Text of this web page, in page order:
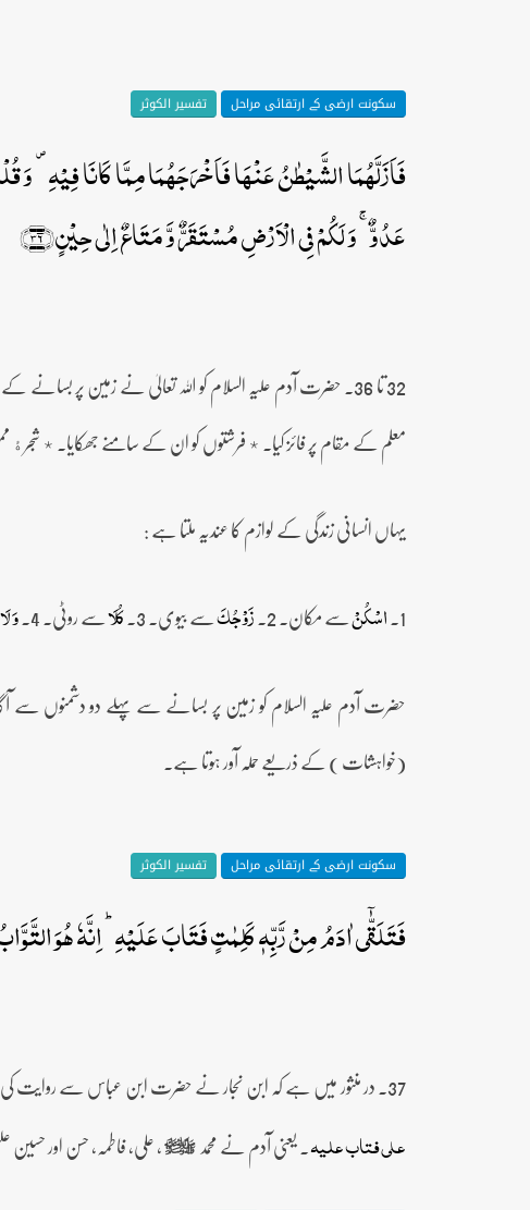
سکونت ارضی کے ارتقائی مراحل تفسیر الکوثر
فَاَزَلَّہُمَا الشَّیۡطٰنُ عَنۡہَا فَاَخۡرَجَہُمَا مِمَّا کَانَا فِیۡہِ ۪ وَ
عَدُوٌّ ۚ وَ لَکُمۡ فِی الۡاَرۡضِ مُسۡتَقَرٌّ وَّ مَتَاعٌ اِلٰی حِیۡنٍ﴿۳۶﴾
32 تا 36۔ حضرت آدم علیہ السلام کو اللہ تعالیٰ نے زمین پر
معلم کے مقام پر فائز کیا۔ ٭ فرشتوں کو ان کے سامنے جھکایا۔ ٭
یہاں انسانی زندگی کے لوازم کا عندیہ ملتا ہے :
1۔ اسۡکُنۡسے مکان۔ 2۔ زَوۡجُکَسے بیوی۔ 3۔ کُلَاسے روٹی۔ 4۔ وَ
حضرت آدم علیہ السلام کو زمین پر بسانے سے پہلے دو دشمنوں سے
(خواہشات ) کے ذریعے حملہ آور ہوتا ہے۔
سکونت ارضی کے ارتقائی مراحل تفسیر الکوثر
فَتَلَقّٰۤی اٰدَمُ مِنۡ رَّبِّہٖ کَلِمٰتٍ فَتَابَ عَلَیۡہِ ؕ اِنَّہٗ ہُوَ التَّوَّابُ
37۔ در منثور میں ہے کہ ابن نجار نے حضرت ابن عباس سے روایت کی ہے کہ حضور
علی فتاب علیہ۔ یعنی آدم نے محمدصلى‌الله‌عليه‌وآله‌وسلم، علی، فاطمہ، حسن اور حسین